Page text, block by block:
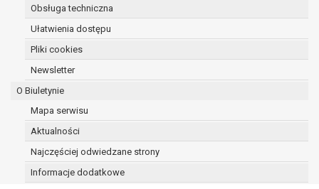
Obsługa techniczna
Ułatwienia dostępu
Pliki cookies
Newsletter
O Biuletynie
Mapa serwisu
Aktualności
Najczęściej odwiedzane strony
Informacje dodatkowe
osoba, której dane dotyczą, wniosła
sprzeciw wobec przetwarzania
danych - do czasu ustalenia czy
prawnie uzasadnione podstawy po
podstawie art. 20 RODO, w przypadku gdy
przetwarzanie danych odbywa się na
której dane dotyczą lub na podstawie